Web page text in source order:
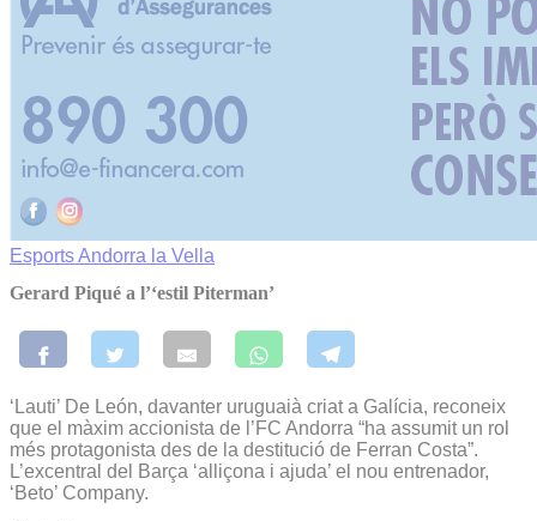
EsportsAndorra la Vella
Gerard Piqué a l’‘estil Piterman’
‘Lauti’ De León, davanter uruguaià criat a Galícia, reconeix
que el màxim accionista de l’FC Andorra “ha assumit un rol
més protagonista des de la destitució de Ferran Costa”.
L’excentral del Barça ‘alliçona i ajuda’ el nou entrenador,
‘Beto’ Company.